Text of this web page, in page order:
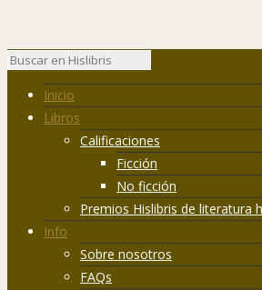
Inicio
Libros
Calificaciones
Ficción
No ficción
Premios Hislibris de literatura
Info
Sobre nosotros
FAQs